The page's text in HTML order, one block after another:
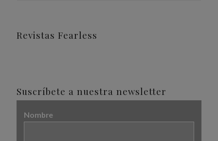
Revistas Fearless
Suscríbete a nuestra newsletter
Nombre